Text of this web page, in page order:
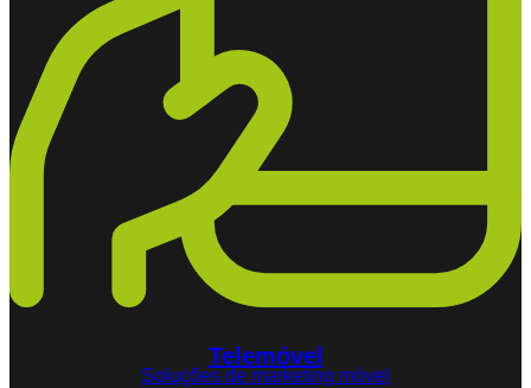
Telemóvel
Soluções de marketing móvel